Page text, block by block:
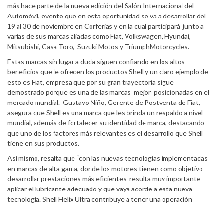
más hace parte de la nueva edición del Salón Internacional del
Automóvil, evento que en esta oportunidad se va a desarrollar del
19 al 30 de noviembre en Corferias y en la cual participará junto a
varias de sus marcas aliadas como Fiat, Volkswagen, Hyundai,
Mitsubishi, Casa Toro, Suzuki Motos y TriumphMotorcycles.
Estas marcas sin lugar a duda siguen confiando en los altos
beneficios que le ofrecen los productos Shell y un claro ejemplo de
esto es Fiat, empresa que por su gran trayectoria sigue
demostrado porque es una de las marcas mejor posicionadas en el
mercado mundial. Gustavo Niño, Gerente de Postventa de Fiat,
asegura que Shell es una marca que les brinda un respaldo a nivel
mundial, además de fortalecer su identidad de marca, destacando
que uno de los factores más relevantes es el desarrollo que Shell
tiene en sus productos.
Así mismo, resalta que “con las nuevas tecnologías implementadas
en marcas de alta gama, donde los motores tienen como objetivo
desarrollar prestaciones más eficientes, resulta muy importante
aplicar el lubricante adecuado y que vaya acorde a esta nueva
tecnología. Shell Helix Ultra contribuye a tener una operación